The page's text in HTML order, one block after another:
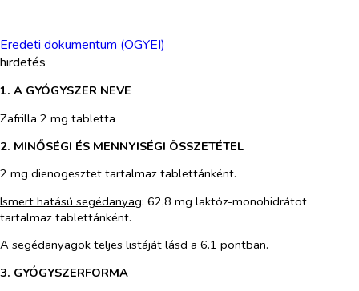
Eredeti dokumentum (OGYEI)
hirdetés
1. A GYÓGYSZER NEVE
Zafrilla 2 mg tabletta
2. MINŐSÉGI ÉS MENNYISÉGI ÖSSZETÉTEL
2 mg dienogesztet tartalmaz tablettánként.
Ismert hatású segédanyag: 62,8 mg laktóz-monohidrátot
tartalmaz tablettánként.
A segédanyagok teljes listáját lásd a 6.1 pontban.
3. GYÓGYSZERFORMA